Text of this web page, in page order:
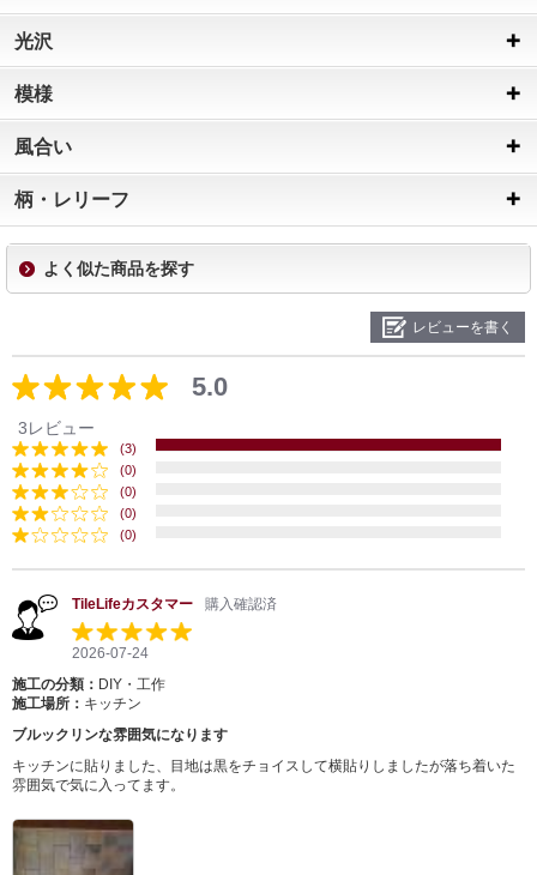
光沢
模様
風合い
柄・レリーフ
よく似た商品を探す
レビューを書く
5.0
3レビュー
(3)
(0)
(0)
(0)
(0)
TileLifeカスタマー 購入確認済
2026-07-24
施工の分類： DIY・工作
施工場所： キッチン
ブルックリンな雰囲気になります
キッチンに貼りました、目地は黒をチョイスして横貼りしましたが落ち着いた
雰囲気で気に入ってます。